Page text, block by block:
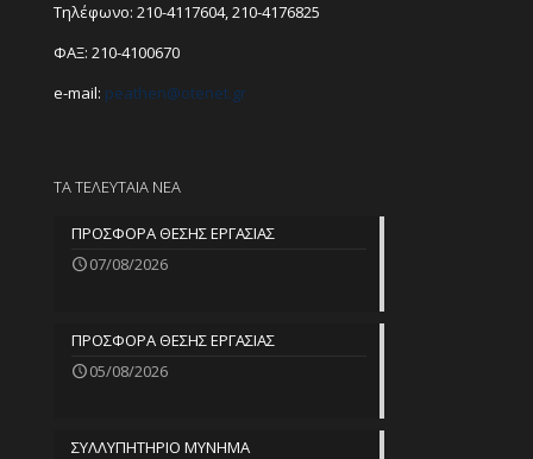
Τηλέφωνο: 210-4117604,210-4176825
ΦΑΞ: 210-4100670
e-mail: peathen@otenet.gr
ΤΑ ΤΕΛΕΥΤΑΙΑ ΝΕΑ
ΠΡΟΣΦΟΡΑ ΘΕΣΗΣ ΕΡΓΑΣΙΑΣ
07/08/2026
ΠΡΟΣΦΟΡΑ ΘΕΣΗΣ ΕΡΓΑΣΙΑΣ
05/08/2026
ΣΥΛΛΥΠΗΤΗΡΙΟ ΜΥΝΗΜΑ